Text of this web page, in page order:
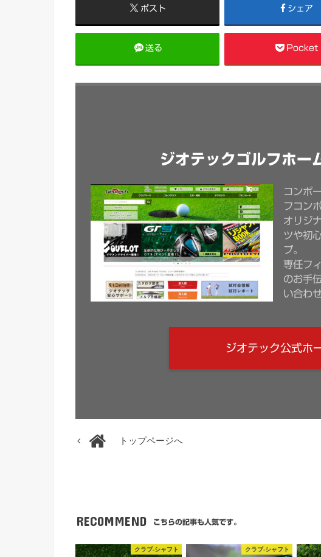
ポスト シェア
送る Pocket
ジオテックゴルフホー
コンポ
フコン
オリジ
ツや初
プ。
専任フ
のお手
い合わ
ジオテック公式ホ
トップページへ
RECOMMEND こちらの記事も人気です。
クラブ-シャフト クラブ-シャフト